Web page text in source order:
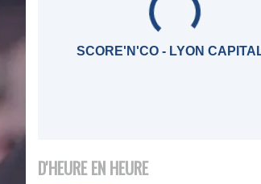
SCORE'N'CO - LYON
D'HEURE EN HEURE